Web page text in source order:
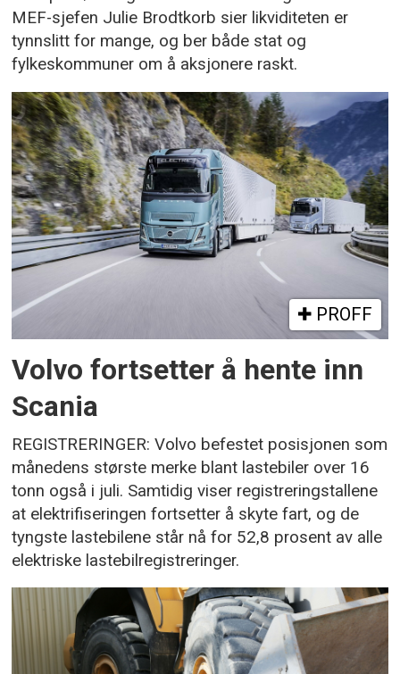
MEF-sjefen Julie Brodtkorb sier likviditeten er
tynnslitt for mange, og ber både stat og
fylkeskommuner om å aksjonere raskt.
PROFF
Volvo fortsetter å hente inn
Scania
REGISTRERINGER: Volvo befestet posisjonen som
månedens største merke blant lastebiler over 16
tonn også i juli. Samtidig viser registreringstallene
at elektrifiseringen fortsetter å skyte fart, og de
tyngste lastebilene står nå for 52,8 prosent av alle
elektriske lastebilregistreringer.